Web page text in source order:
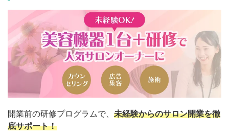
開業前の研修プログラムで、 未経験からのサロン開業を徹
底サポート！